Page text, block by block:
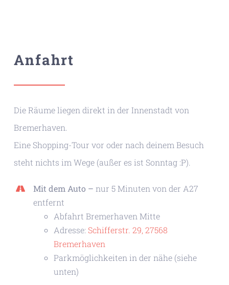
Anfahrt
Die Räume liegen direkt in der Innenstadt von
Bremerhaven.
Eine Shopping-Tour vor oder nach deinem Besuch
steht nichts im Wege (außer es ist Sonntag :P).
Mit dem Auto – nur 5 Minuten von der A27
entfernt
Abfahrt Bremerhaven Mitte
Adresse:Schifferstr. 29, 27568
Bremerhaven
Parkmöglichkeiten in der nähe (siehe
unten)